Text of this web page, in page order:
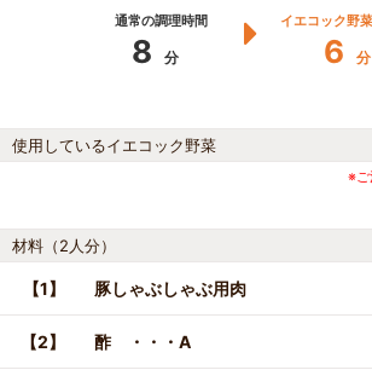
通常の調理時間
8 分
イエコック野
6 分
使用しているイエコック野菜
※ご
材料（2人分）
【1】 豚しゃぶしゃぶ用肉
【2】 酢 ・・・A